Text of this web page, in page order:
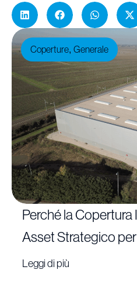
Coperture, Generale
Perché la Copertura
Asset Strategico
Leggi di più